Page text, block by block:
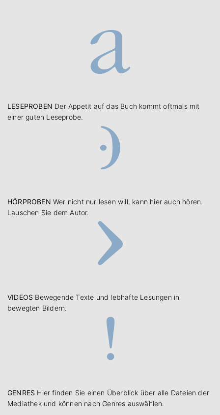
LESEPROBEN Der Appetit auf das Buch kommt oftmals mit
einer guten Leseprobe.
HÖRPROBEN Wer nicht nur lesen will, kann hier auch hören.
Lauschen Sie dem Autor.
VIDEOS Bewegende Texte und lebhafte Lesungen in
bewegten Bildern.
GENRES Hier finden Sie einen Überblick über alle Dateien der
Mediathek und können nach Genres auswählen.